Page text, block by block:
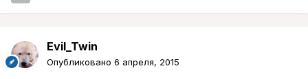
Evil_Twin
Опубликовано 6 апреля, 2015